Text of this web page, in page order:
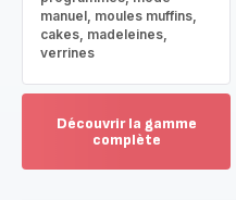
manuel, moules muffins,
cakes, madeleines,
verrines
Découvrir la gamme
complète